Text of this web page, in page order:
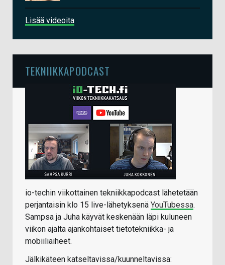
Lisää videoita
TEKNIIKKAPODCAST
io-techin viikottainen tekniikkapodcast lähetetään
perjantaisin klo 15 live-lähetyksenä YouTubessa.
Sampsa ja Juha käyvät keskenään läpi kuluneen
viikon ajalta ajankohtaiset tietotekniikka- ja
mobiiliaiheet.
Jälkikäteen katseltavissa/kuunneltavissa: